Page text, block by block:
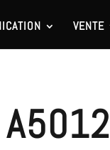
VENTE
A5012